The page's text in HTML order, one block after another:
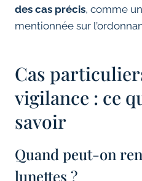
des cas précis, comme
mentionnée sur
Cas
vigilance : ce
savoir
Quand peut-on
lunettes ?